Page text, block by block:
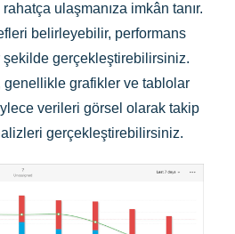
ulaşmanıza imkân tanır.
belirleyebilir, performans
gerçekleştirebilirsiniz.
genellikle grafikler ve tablolar
verileri görsel olarak takip
gerçekleştirebilirsiniz.